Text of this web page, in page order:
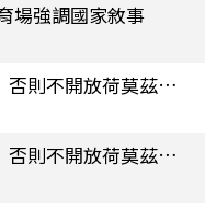
場強調國家敘事
革命衛隊要求美國滿足伊朗條件 否則不開放荷莫茲海峽
革命衛隊要求美國滿足伊朗條件 否則不開放荷莫茲海峽